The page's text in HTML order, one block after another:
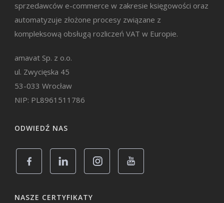
sprzedawców e-commerce w zakresie księgowości oraz
automatyzuje złożone procesy związane z
kompleksową obsługą rozliczeń VAT w Europie.
amavat Sp. z o.o.
ul. Zwycięska 45
53-033 Wrocław
NIP: PL8961511786
ODWIEDŹ NAS
NASZE CERTYFIKATY